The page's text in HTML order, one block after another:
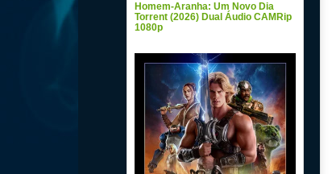
Homem-Aranha: Um Novo Dia
Torrent (2026) Dual Áudio CAMRip
1080p